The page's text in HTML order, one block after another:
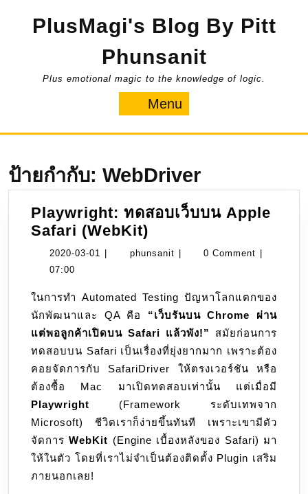
PlusMagi's Blog By Pitt
Phunsanit
Plus emotional magic to the knowledge of logic.
Menu
ป้ายกำกับ: WebDriver
Playwright: ทดสอบเว็บบน Apple
Safari (WebKit)
ทดสอบ
Apple
Safari
(WebKit)
2020-03-01 2020- phunsanit phunsanit0 Comment
07:00
ในการทำ Automated Testing ปัญหาโลกแตกของ
นักพัฒนาและ QA คือ “เว็บรันบน Chrome ผ่าน
แต่พอลูกค้าเปิดบน Safari แล้วพัง!”
สมัยก่อนการ
ทดสอบบน Safari เป็นเรื่องที่ยุ่งยากมาก เพราะต้อง
คอยจัดการกับ SafariDriver ให้ตรงเวอร์ชัน หรือ
ต้องซื้อ Mac มาเปิดทดสอบเท่านั้น แต่เมื่อมี
Playwright (Framework ระดับเทพจาก
Microsoft) ชีวิตเราก็ง่ายขึ้นทันที เพราะเขามีตัว
จัดการWebKit (Engine เบื้องหลังของ Safari) มา
ให้ในตัว โดยที่เราไม่จำเป็นต้องติดตั้ง Plugin เสริม
ภายนอกเลย!